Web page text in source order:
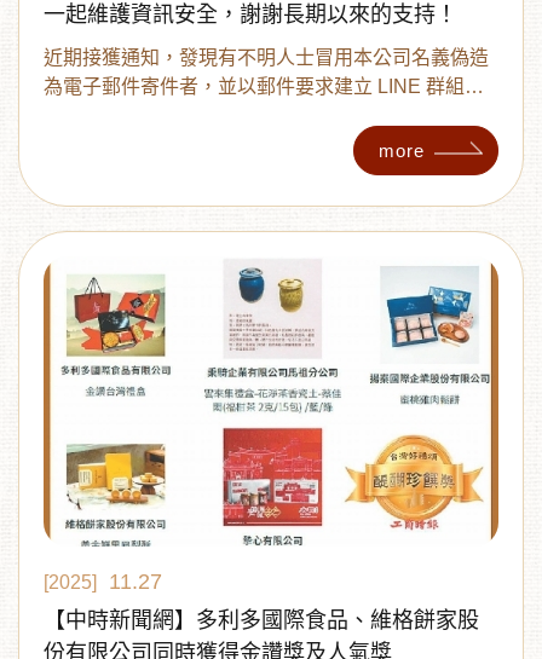
一起維護資訊安全，謝謝長期以來的支持！
近期接獲通知，發現有不明人士冒用本公司名義偽造
為電子郵件寄件者，並以郵件要求建立 LINE 群組，
醒：這些都是詐騙行為，請大家務必提高警覺！
more
[2025]
11.27
【中時新聞網】多利多國際食品、維格餅家股
份有限公司同時獲得金讚獎及人氣獎